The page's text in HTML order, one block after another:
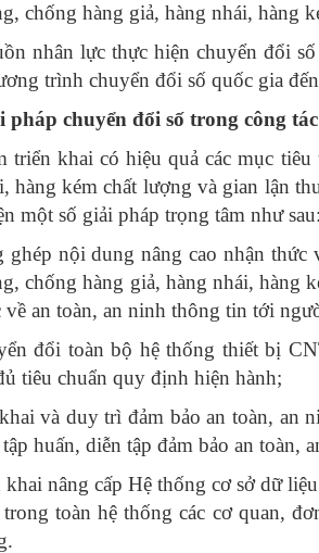
chống hàng giả, hàng nhái, hàng
nhân lực thực hiện chuyển đổi
trình chuyển đổi số quốc gia
pháp chuyển đổi số trong công
triển khai có hiệu quả các mục
hàng kém chất lượng và gian lận
một số giải pháp trọng tâm như sau:
ghép nội dung nâng cao nhận
chống hàng giả, hàng nhái, hàng
về an toàn, an ninh thông tin tới
đổi toàn bộ hệ thống thiết bị
tiêu chuẩn quy định hiện hành;
và duy trì đảm bảo an toàn, an
huấn, diễn tập đảm bảo an
khai nâng cấp Hệ thống cơ sở dữ
toàn hệ thống các cơ quan,